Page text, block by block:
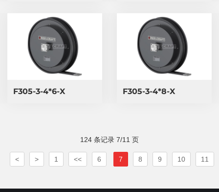
F305-3-4*6-X F305-3-4*8-X
124 条记录 7/11 页
< > 1 << 6 7 8 9 10 11